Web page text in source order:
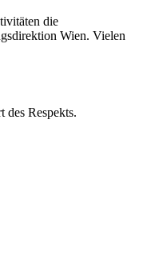
die
Wien. Vielen